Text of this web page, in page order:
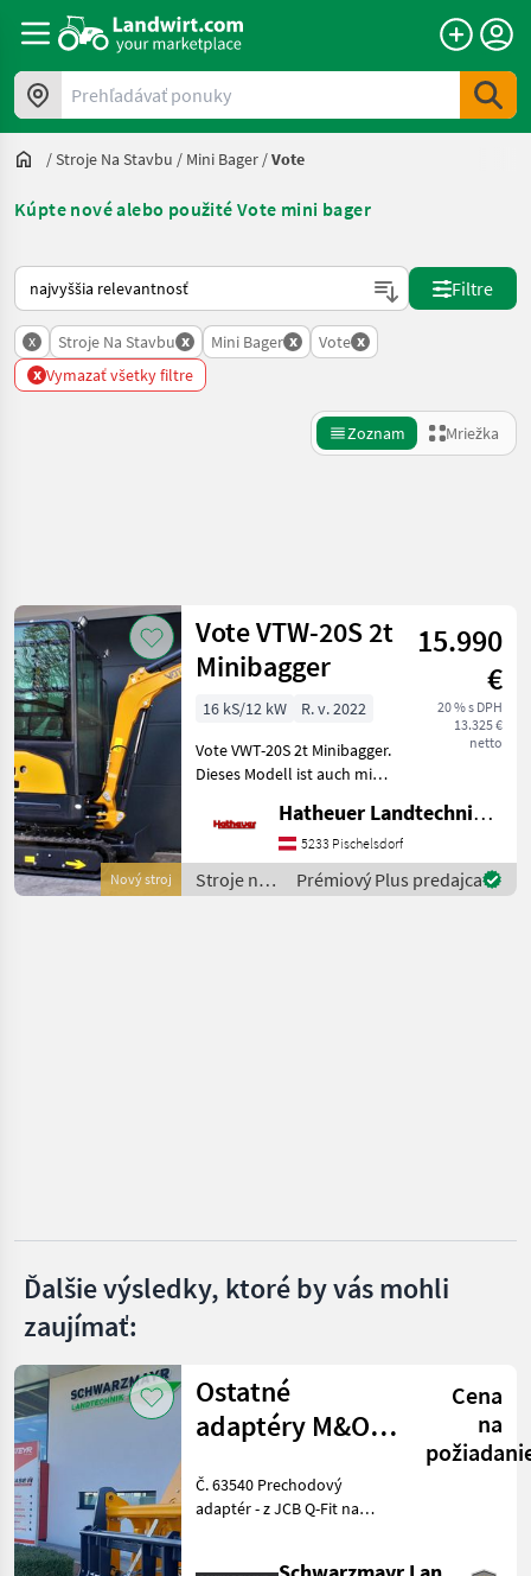
Prehľadávať ponuky
/Stroje Na Stavbu / Mini Bager /Vote
Kúpte nové alebo použité Vote mini bager
Takto sa vykonáva triedenie na Landwirt.com
Filtre
x Stroje Na Stavbu x Mini Bager x Vote x
x Vymazať všetky filtre
Zoznam Mriežka
Kategória 4 Krajina Filtre
AKTUÁLNA
CESTA
stavebná
technika
Stroje
Na
Stavbu
Mini
Rhinoceros
Zobraziť
všetkých
38
MARKETPLACE
Marketplace
Ponuky
predajcov
Drobné
inzeráty
Resetovať
Zobraziť 1
Nový stroj
Vote VTW-20S 2t
Minibagger
15.990
€
20 % s DPH
13.325 €
netto
16 kS/12 kW
R. v. 2022
Vote VWT-20S 2t Minibagger.
Dieses Modell ist auch mit
16.990€ inkl. Mwst ) - 3
Zylinder Kubota Motor -
Max. Grabtiefe: 2120mm
Hatheuer Landtechnik GmbH & Co.KG.
5233 Pischelsdorf
Stroje na
stavbu /
Prémiový Plus predajca
Ďalšie výsledky, ktoré by vás mohli
zaujímať:
Ostatné
adaptéry M&O
kompatibilné s
EURO
Cena
na
Č. 63540 Prechodový
adaptér - z JCB Q-Fit na